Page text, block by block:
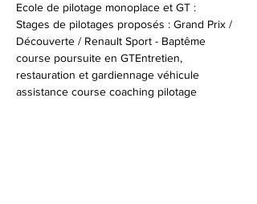
Ecole de pilotage monoplace et GT :
Stages de pilotages proposés : Grand Prix /
Découverte / Renault Sport - Baptême
course poursuite en GTEntretien,
restauration et gardiennage véhicule
assistance course coaching pilotage